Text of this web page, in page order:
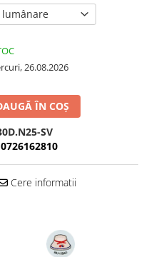
lumânare
26.08.2026
ÎN COȘ
SV
0726162810
Cere informatii